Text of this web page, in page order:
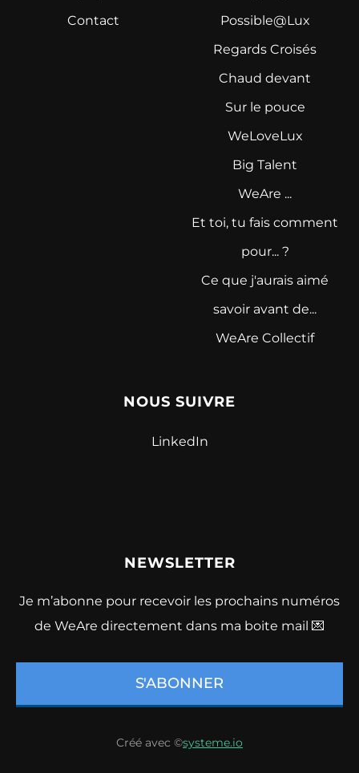
Contact
Possible@Lux
Regards Croisés
Chaud devant
Sur le pouce
WeLoveLux
Big Talent
WeAre ...
Et toi, tu fais comment
pour... ?
Ce que j'aurais aimé
savoir avant de...
WeAre Collectif
NOUS SUIVRE
LinkedIn
NEWSLETTER
Je m’abonne pour recevoir les prochains numéros
de WeAre directement dans ma boite mail 💌
S'ABONNER
Créé avec ©systeme.io